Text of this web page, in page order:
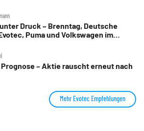
Druck – Brenntag, Deutsche
Puma und Volkswagen im
– Aktie rauscht erneut nach
Mehr Evotec Empfehlungen